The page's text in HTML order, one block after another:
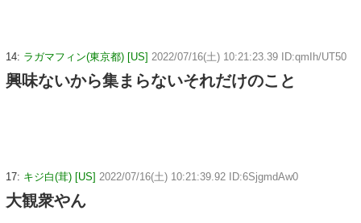
14: ラガマフィン(東京都) [US] 2022/07/16(土) 10:21:23.39 ID:qmIh/UT50
興味ないから集まらないそれだけのこと
17: キジ白(茸) [US] 2022/07/16(土) 10:21:39.92 ID:6SjgmdAw0
大観衆やん